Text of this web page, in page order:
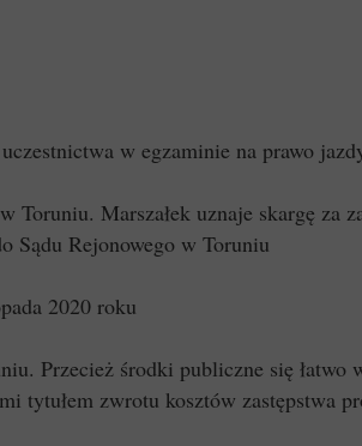
w egzaminie na prawo
Marszałek uznaje skargę za
Sądu Rejonowego w Toruniu
2020 roku
Przecież środki publiczne się łatwo
tytułem zwrotu kosztów zastępstwa